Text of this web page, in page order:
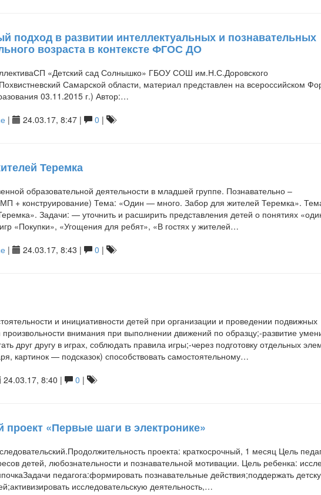
подход в развитии интеллектуальных и познавательных
возраста в контексте ФГОС ДО
«Детский сад Солнышко» ГБОУ СОШ им.Н.С.Доровского
Самарской области, материал представлен на всероссийском
03.11.2015 г.) Автор:…
| 24.03.17, 8:47 | 0 |
Теремка
образовательной деятельности в младшей группе. Познавательно –
+ конструирование) Тема: «Один — много. Забор для жителей Теремка».
Задачи: — уточнить и расширить представления детей о понятиях
«Покупки», «Угощения для ребят», «В гостях у жителей…
| 24.03.17, 8:43 | 0 |
и инициативности детей при организации и проведении подвижных
произвольности внимания при выполнении движений по образцу;-развитие
друг другу в играх, соблюдать правила игры;-через подготовку отдельных
картинок — подсказок) способствовать самостоятельному…
24.03.17, 8:40 | 0 |
проект «Первые шаги в электронике»
проекта: краткосрочный, 1 месяц Цель
детей, любознательности и познавательной мотивации. Цель ребенка:
педагога:формировать познавательные действия;поддержать
исследовательскую деятельность,…